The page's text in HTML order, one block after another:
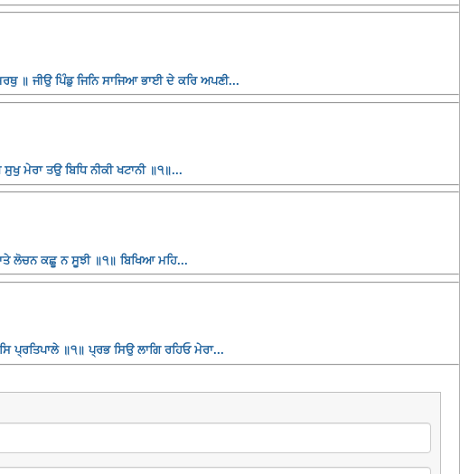
ਜੀਉ ਪਿੰਡੁ ਜਿਨਿ ਸਾਜਿਆ ਭਾਈ ਦੇ ਕਰਿ ਅਪਣੀ...
ਮੇਰਾ ਤਉ ਬਿਧਿ ਨੀਕੀ ਖਟਾਨੀ ॥੧॥...
ਲੋਚਨ ਕਛੂ ਨ ਸੂਝੀ ॥੧॥ ਬਿਖਿਆ ਮਹਿ...
॥੧॥ ਪ੍ਰਭ ਸਿਉ ਲਾਗਿ ਰਹਿਓ ਮੇਰਾ...